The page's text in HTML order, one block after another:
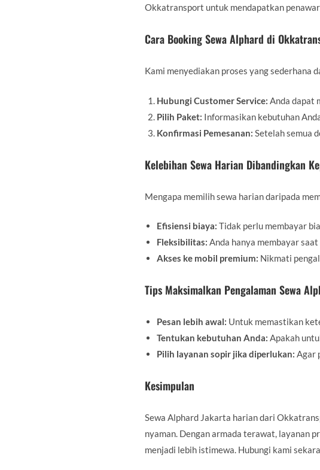
Okkatransport untuk mendapatkan
Cara Booking Sewa Alphard di
Kami menyediakan proses yang sederhana
Hubungi Customer Service: Anda dapat
Pilih Paket: Informasikan kebutuhan
Konfirmasi Pemesanan: Setelah semua
Kelebihan Sewa Harian Dibandingkan
Mengapa memilih sewa harian daripada
Efisiensi biaya: Tidak perlu membayar
Fleksibilitas: Anda hanya membayar
Akses ke mobil premium: Nikmati
Tips Maksimalkan Pengalaman Sewa
Pesan lebih awal: Untuk memastikan
Tentukan kebutuhan Anda: Apakah
Pilih layanan sopir jika diperlukan: Agar
Kesimpulan
Sewa Alphard Jakarta harian dari
nyaman. Dengan armada terawat, layanan
menjadi lebih istimewa. Hubungi kami